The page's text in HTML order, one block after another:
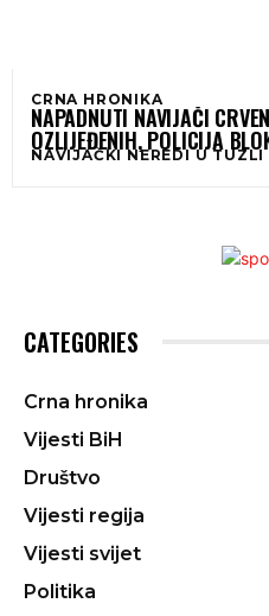
CRNA HRONIKA
NAPADNUTI NAVIJAČI
OZLIJEĐENIH, POLICIJA
NAVIJAČKI NEREDI U TUZLI
CATEGORIES
Crna hronika
Vijesti BiH
Društvo
Vijesti regija
Vijesti svijet
Politika